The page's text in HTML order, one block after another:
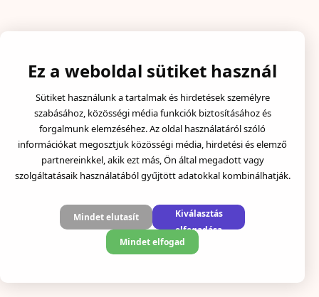
Ez a weboldal sütiket használ
Sütiket használunk a tartalmak és hirdetések személyre
szabásához, közösségi média funkciók biztosításához és
forgalmunk elemzéséhez. Az oldal használatáról szóló
információkat megosztjuk közösségi média, hirdetési és elemző
partnereinkkel, akik ezt más, Ön által megadott vagy
szolgáltatásaik használatából gyűjtött adatokkal kombinálhatják.
Mindet elutasít
Kiválasztás
elfogadása
Mindet elfogad